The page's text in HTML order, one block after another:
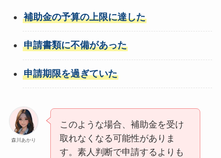
補助金の予算の上限に達した
申請書類に不備があった
申請期限を過ぎていた
森川あかり
このような場合、補助金を受け
取れなくなる可能性がありま
す。素人判断で申請するよりも